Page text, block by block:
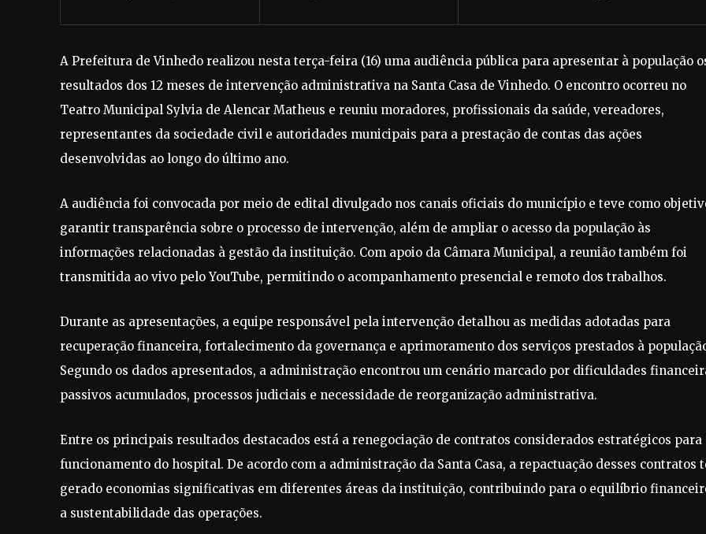
A Prefeitura de Vinhedo realizou nesta terça-feira (16) uma audiência pública para apresentar à população
resultados dos 12 meses de intervenção administrativa na Santa Casa de Vinhedo. O encontro ocorreu no
Teatro Municipal Sylvia de Alencar Matheus e reuniu moradores, profissionais da saúde, vereadores,
representantes da sociedade civil e autoridades municipais para a prestação de contas das ações
desenvolvidas ao longo do último ano.
A audiência foi convocada por meio de edital divulgado nos canais oficiais do município e teve como
garantir transparência sobre o processo de intervenção, além de ampliar o acesso da população às
informações relacionadas à gestão da instituição. Com apoio da Câmara Municipal, a reunião também foi
transmitida ao vivo pelo YouTube, permitindo o acompanhamento presencial e remoto dos trabalhos.
Durante as apresentações, a equipe responsável pela intervenção detalhou as medidas adotadas para
recuperação financeira, fortalecimento da governança e aprimoramento dos serviços prestados à
Segundo os dados apresentados, a administração encontrou um cenário marcado por dificuldades
passivos acumulados, processos judiciais e necessidade de reorganização administrativa.
Entre os principais resultados destacados está a renegociação de contratos considerados estratégicos para
funcionamento do hospital. De acordo com a administração da Santa Casa, a repactuação desses contratos
gerado economias significativas em diferentes áreas da instituição, contribuindo para o equilíbrio
a sustentabilidade das operações.